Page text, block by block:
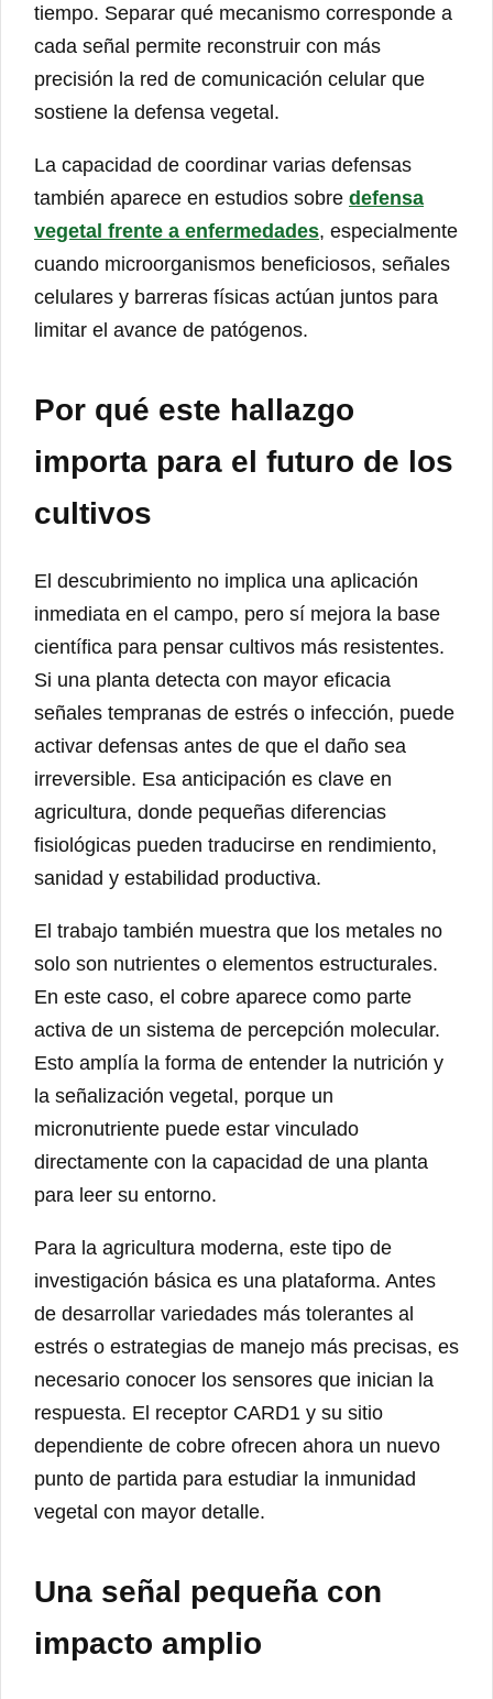
tiempo. Separar qué mecanismo corresponde a
cada señal permite reconstruir con más
precisión la red de comunicación celular que
sostiene la defensa vegetal.
La capacidad de coordinar varias defensas
también aparece en estudios sobre defensa
vegetal frente a enfermedades, especialmente
cuando microorganismos beneficiosos, señales
celulares y barreras físicas actúan juntos para
limitar el avance de patógenos.
Por qué este hallazgo
importa para el futuro de los
cultivos
El descubrimiento no implica una aplicación
inmediata en el campo, pero sí mejora la base
científica para pensar cultivos más resistentes.
Si una planta detecta con mayor eficacia
señales tempranas de estrés o infección, puede
activar defensas antes de que el daño sea
irreversible. Esa anticipación es clave en
agricultura, donde pequeñas diferencias
fisiológicas pueden traducirse en rendimiento,
sanidad y estabilidad productiva.
El trabajo también muestra que los metales no
solo son nutrientes o elementos estructurales.
En este caso, el cobre aparece como parte
activa de un sistema de percepción molecular.
Esto amplía la forma de entender la nutrición y
la señalización vegetal, porque un
micronutriente puede estar vinculado
directamente con la capacidad de una planta
para leer su entorno.
Para la agricultura moderna, este tipo de
investigación básica es una plataforma. Antes
de desarrollar variedades más tolerantes al
estrés o estrategias de manejo más precisas, es
necesario conocer los sensores que inician la
respuesta. El receptor CARD1 y su sitio
dependiente de cobre ofrecen ahora un nuevo
punto de partida para estudiar la inmunidad
vegetal con mayor detalle.
Una señal pequeña con
impacto amplio